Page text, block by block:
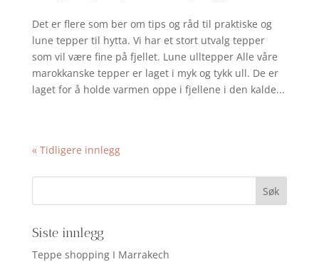
Det er flere som ber om tips og råd til praktiske og
lune tepper til hytta. Vi har et stort utvalg tepper
som vil være fine på fjellet. Lune ulltepper Alle våre
marokkanske tepper er laget i myk og tykk ull. De er
laget for å holde varmen oppe i fjellene i den kalde...
« Tidligere innlegg
Siste innlegg
Teppe shopping I Marrakech